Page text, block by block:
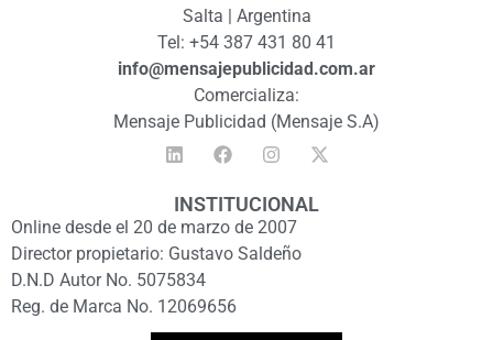
Salta | Argentina
Tel: +54 387 431 80 41
info@mensajepublicidad.com.ar
Comercializa:
Mensaje Publicidad (Mensaje S.A)
INSTITUCIONAL
Online desde el 20 de marzo de 2007
Director propietario: Gustavo Saldeño
D.N.D Autor No. 5075834
Reg. de Marca No. 12069656